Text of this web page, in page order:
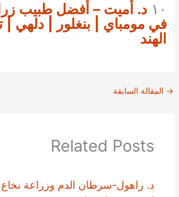
١٠ د. أميت – أفضل طبيب
في مومباي | بنغلور | دلهي |
الهند
→ المقالة السابقة
Related Posts
د. راهول-سرطان الدم وزراعة